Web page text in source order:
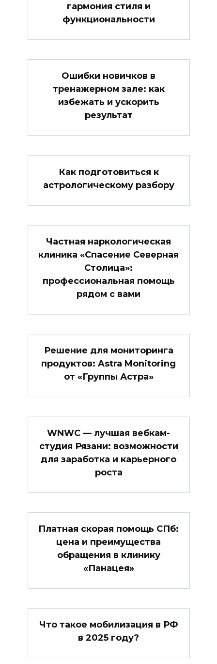
гармония стиля и
функциональности
Ошибки новичков в
тренажерном зале: как
избежать и ускорить
результат
Как подготовиться к
астрологическому разбору
Частная наркологическая
клиника «Спасение Северная
Столица»:
профессиональная помощь
рядом с вами
Решение для мониторинга
продуктов: Astra Monitoring
от «Группы Астра»
WNWC — лучшая вебкам-
студия Рязани: возможности
для заработка и карьерного
роста
Платная скорая помощь СПб:
цена и преимущества
обращения в клинику
«Панацея»
Что такое мобилизация в РФ
в 2025 году?